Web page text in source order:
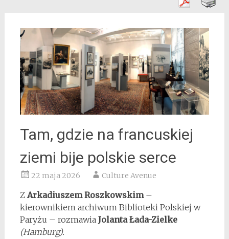
Tam, gdzie na francuskiej
ziemi bije polskie serce
22 maja 2026 Culture Avenue
Z Arkadiuszem Roszkowskim–
kierownikiem archiwum Biblioteki Polskiej w
Paryżu – rozmawia Jolanta Łada-Zielke
(Hamburg).